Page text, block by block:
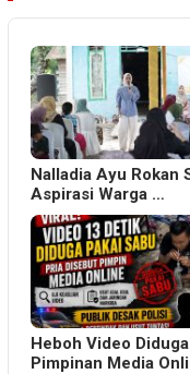
Nalladia Ayu Rokan
Aspirasi Warga …
Heboh Video Diduga
Pimpinan Media